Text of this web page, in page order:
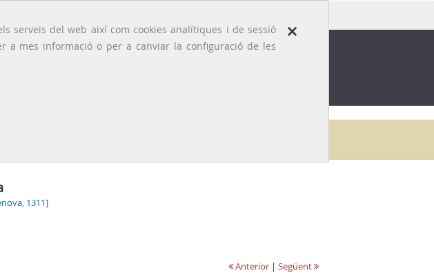
×
serveis del web així com cookies analítiques i de sessió
a mes informació o per a canviar la configuració de les
1311]
Anterior | Següent